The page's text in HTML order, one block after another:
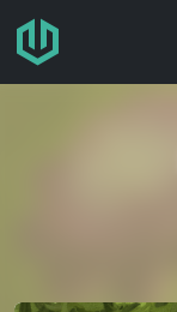
跳转至主要内容